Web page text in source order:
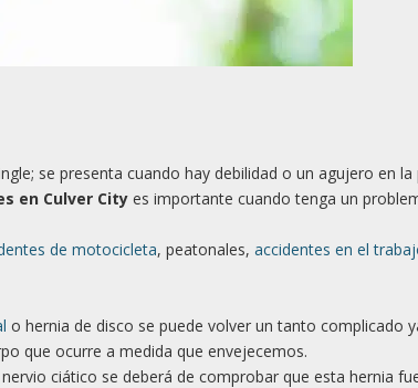
se presenta cuando hay debilidad o un agujero en la
en Culver City es importante cuando tenga un
de motocicleta, peatonales, accidentes en el
o hernia de disco se puede volver un tanto complicado
que ocurre a medida que envejecemos.
ciático se deberá de comprobar que esta hernia